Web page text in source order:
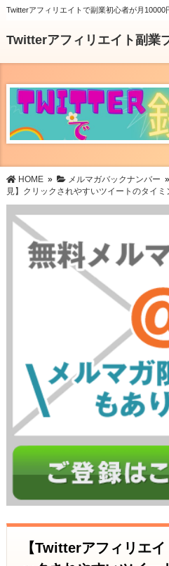
Twitterアフィリエイトで副業初心者が月10000
Twitterアフィリエイト副業
HOME» メルマガバックナンバー »
見】クリックされやすいツイートのタイミ
【Twitterアフィリエ